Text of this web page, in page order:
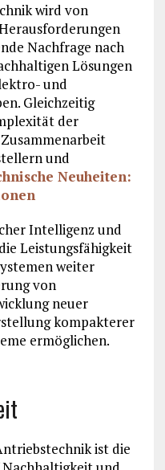
wird von
Nachfrage nach
Lösungen
und
Gleichzeitig
der
und
Neuheiten:
Intelligenz und
Leistungsfähigkeit
weiter
von
neuer
kompakterer
ermöglichen.
ist die